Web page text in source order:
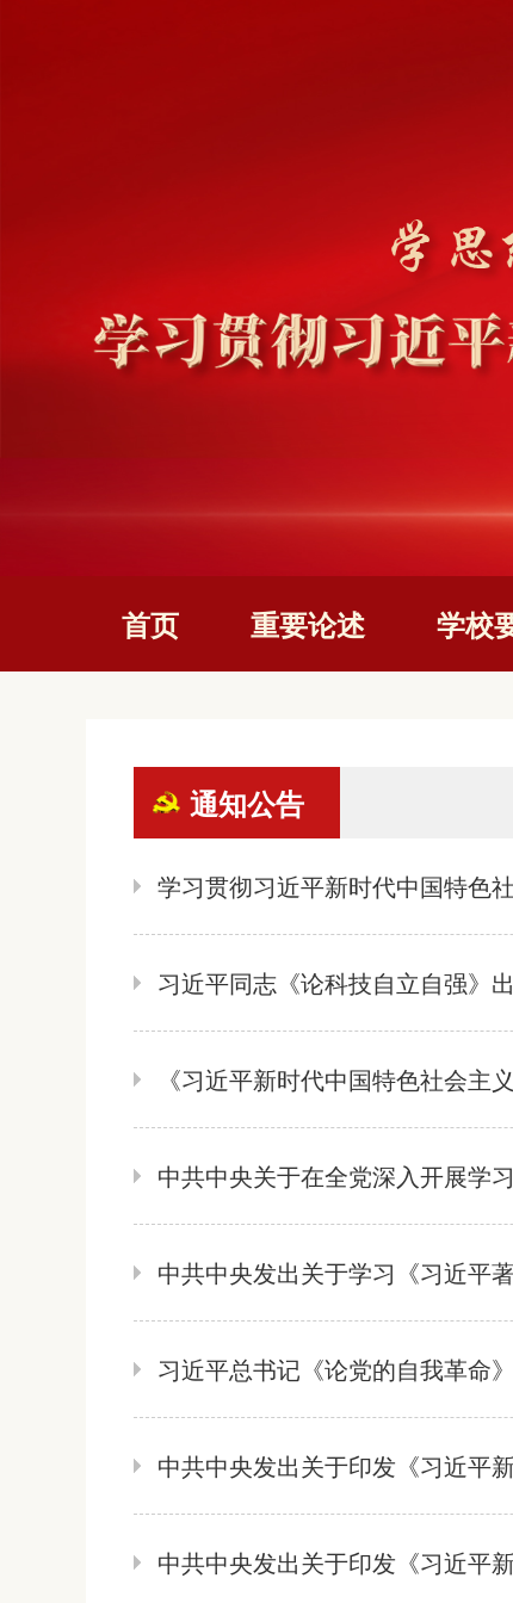
首页 重要论述 学校
通知公告
学习贯彻习近平新时代中国特色
习近平同志《论科技自立自强》
《习近平新时代中国特色社会
中共中央关于在全党深入开展学
中共中央发出关于学习《习近平
习近平总书记《论党的自我革命
中共中央发出关于印发《习近平
中共中央发出关于印发《习近平